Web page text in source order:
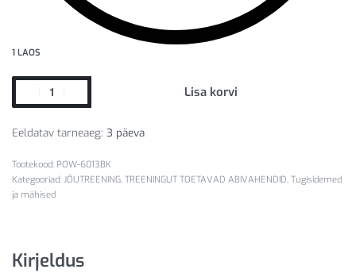
1 LAOS
Lisa korvi
Eeldatav tarneaeg: 3 päeva
POW-6013BK
Kategooriad: JÕUTREENING, TREENINGUT TOETAVAD ABIVAHENDID, Tugisidemed
ja mähised
Kirjeldus